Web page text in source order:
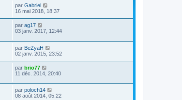
par Gabriel
16 mai 2018, 18:37
par ag17
03 janv. 2017, 12:44
par BeZyaH
02 janv. 2015, 23:52
par brio77
11 déc. 2014, 20:40
par poloch14
08 août 2014, 05:22